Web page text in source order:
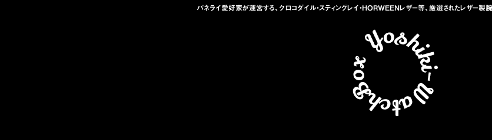
パネライ愛好家が運営する、クロコダイル・スティングレイ・HORWEENレザー等、厳選されたレザー